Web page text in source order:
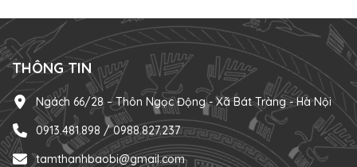
để gói hàng — Bao bì đẹp để bán được giá cao! Inbox ngay
để xem mẫu thực...
THÔNG TIN
Ngách 66/28 – Thôn Ngọc Động - Xã Bát Tràng - Hà Nội
0913.481.898 / 0988.827.237
tamthanhbaobi@gmail.com